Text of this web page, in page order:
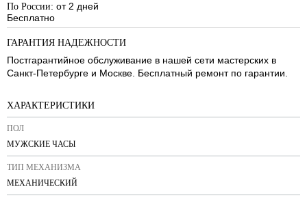
По России: от 2 дней
Бесплатно
ГАРАНТИЯ НАДЕЖНОСТИ
Постгарантийное обслуживание в нашей сети мастерских в
Санкт-Петербурге и Москве. Бесплатный ремонт по гарантии.
ХАРАКТЕРИСТИКИ
ПОЛ
МУЖСКИЕ ЧАСЫ
ТИП МЕХАНИЗМА
МЕХАНИЧЕСКИЙ